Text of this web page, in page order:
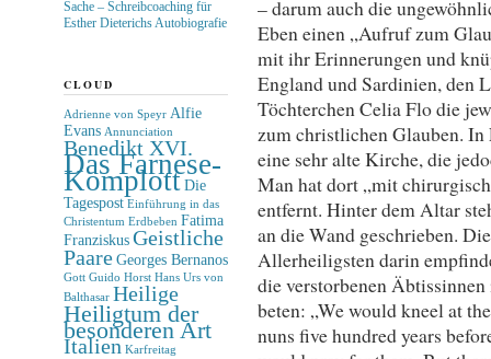
– darum auch die
Eben einen „Aufruf zum
mit ihr Erinnerungen und
England und Sardinien, den
Töchterchen Celia Flo die
zum christlichen Glauben. In
eine sehr alte Kirche, die
Man hat dort „mit
entfernt. Hinter dem Altar
an die Wand geschrieben.
Allerheiligsten darin
die verstorbenen
beten: „We would kneel at
nuns five hundred years
Sache – Schreibcoaching für
Esther Dieterichs Autobiografie
CLOUD
Adrienne von Speyr Alfie
Evans Annunciation
Benedikt XVI.
Das Farnese-
Komplott Die
Tagespost Einführung in das
Christentum Erdbeben Fatima
Franziskus Geistliche
Paare Georges Bernanos
Gott Guido Horst Hans Urs von
Balthasar Heilige
Heiligtum der
besonderen Art
Italien Karfreitag